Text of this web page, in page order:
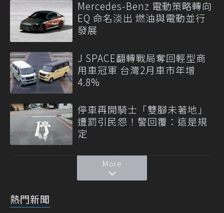
Mercedes-Benz 電動策略轉向
EQ 命名淡出 燃油與電動並行
發展
J SPACE翻轉戰局奪回輕型商
用車冠軍 台灣2月車市年增
4.8%
停車再開騎士「雙腳未著地」
遭罰引民怨！警回覆：這是規
定
More
熱門新聞